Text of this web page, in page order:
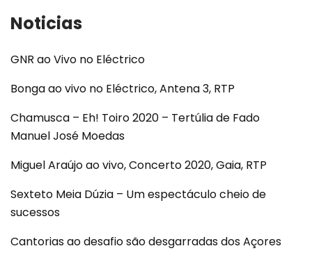
Noticias
GNR ao Vivo no Eléctrico
Bonga ao vivo no Eléctrico, Antena 3, RTP
Chamusca – Eh! Toiro 2020 – Tertúlia de Fado
Manuel José Moedas
Miguel Araújo ao vivo, Concerto 2020, Gaia, RTP
Sexteto Meia Dúzia – Um espectáculo cheio de
sucessos
Cantorias ao desafio são desgarradas dos Açores